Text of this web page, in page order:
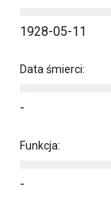
1928-05-11
Data śmierci:
-
Funkcja:
-